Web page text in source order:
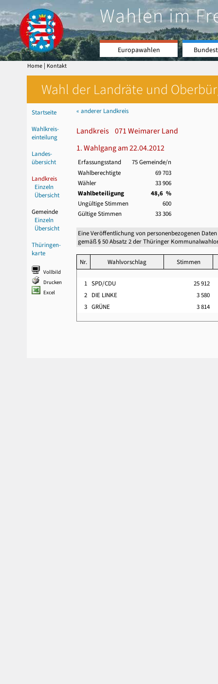
Wahlen im
Europawahlen
Home | Kontakt
Wahl der Landräte und
Startseite
Wahlkreis-
einteilung
Landes-
übersicht
Landkreis
Einzeln
Übersicht
Gemeinde
Einzeln
Übersicht
Thüringen-
karte
Vollbild
Drucken
Excel
« anderer Landkreis
Landkreis 071 Weimarer Land
1. Wahlgang am 22.04.2012
Erfassungsstand
75 Gemeinde/n
Wahlberechtigte
69 703
Wähler
33 906
Wahlbeteiligung
48,6 %
Ungültige Stimmen
600
Gültige Stimmen
33 306
Eine Veröffentlichung von personenbezogenen
gemäß § 50 Absatz 2 der Thüringer
Nr. Wahlvorschlag Stimmen
1 SPD/CDU
25 912
2 DIE LINKE
3 580
3 GRÜNE 3 814